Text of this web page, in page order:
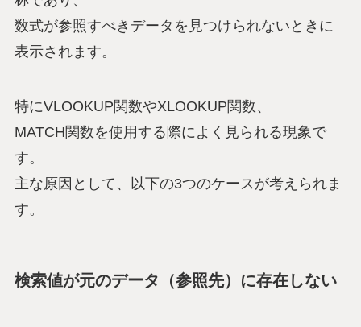
数式が参照すべきデータを見つけられないときに
表示されます。
特にVLOOKUP関数やXLOOKUP関数、
MATCH関数を使用する際によく見られる現象で
す。
主な原因として、以下の3つのケースが考えられま
す。
検索値が元のデータ（参照先）に存在しない